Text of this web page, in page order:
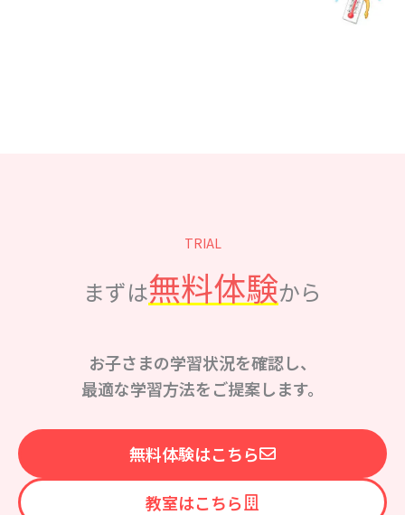
TRIAL
まずは無料体験から
お子さまの学習状況を確認し、
最適な学習方法をご提案します。
無料体験はこちら
教室はこちら